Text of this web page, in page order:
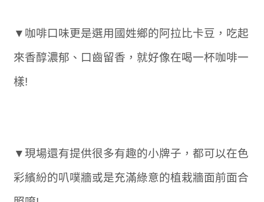
▼咖啡口味更是選用國姓鄉的阿拉比卡豆，吃起
來香醇濃郁、口齒留香，就好像在喝一杯咖啡一
樣!
▼現場還有提供很多有趣的小牌子，都可以在色
彩繽紛的叭噗牆或是充滿綠意的植栽牆面前面合